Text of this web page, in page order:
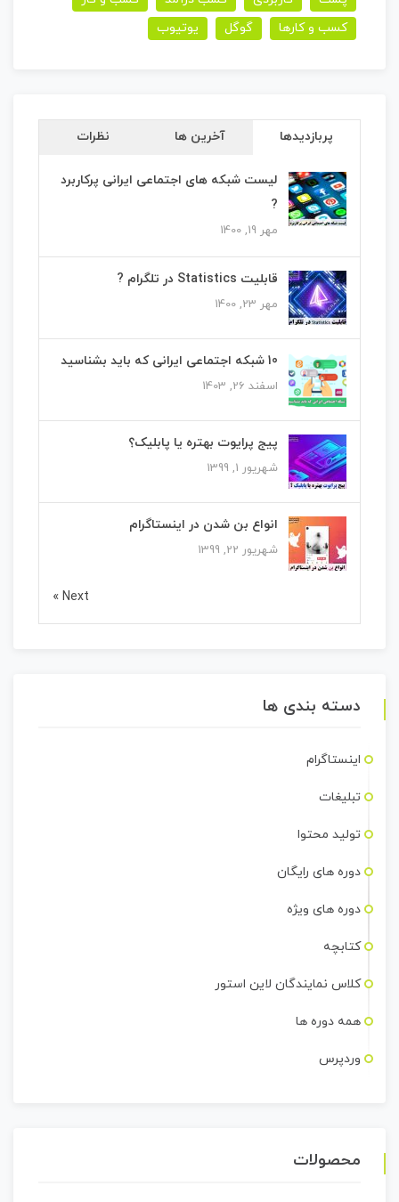
کسب و کارها
گوگل یوتیوب
پربازدیدها آخرین ها نظرات
لیست شبکه های اجتماعی ایرانی پرکاربرد
?
مهر 19, 1400
قابلیت Statistics در تلگرام ?
مهر 23, 1400
10 شبکه اجتماعی ایرانی که باید بشناسید
اسفند 26, 1403
پیج پرایوت بهتره یا پابلیک؟
شهریور 1, 1399
انواع بن شدن در اینستاگرام
شهریور 22, 1399
Next »
دسته بندی ها
اینستاگرام
تبلیغات
تولید محتوا
دوره های رایگان
دوره های ویژه
کتابچه
کلاس نمایندگان لاین استور
همه دوره ها
وردپرس
محصولات